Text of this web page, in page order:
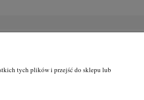
tych plików i przejść do sklepu lub